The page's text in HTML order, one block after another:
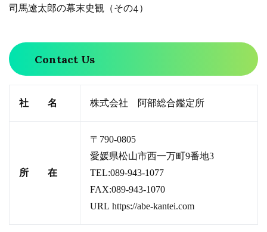
司馬遼太郎の幕末史観（その4）
Contact Us
社 名 株式会社 阿部総合鑑定所
所 在
〒790-0805
愛媛県松山市西一万町9番地3
TEL:089-943-1077
FAX:089-943-1070
URL https://abe-kantei.com